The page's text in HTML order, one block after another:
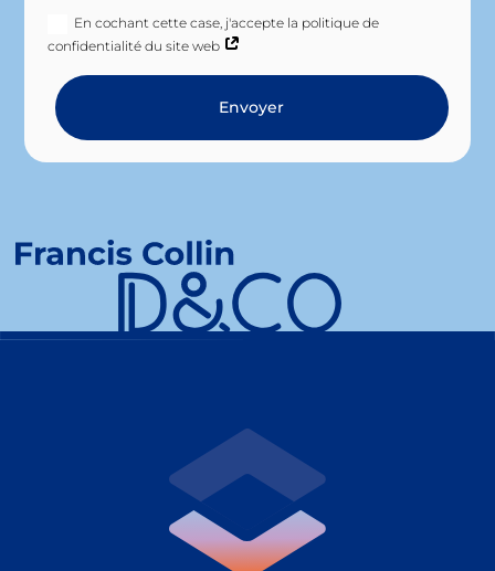
En cochant cette case, j'accepte la politique de
confidentialité du site web
Envoyer